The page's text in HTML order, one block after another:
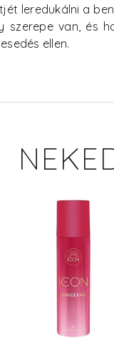
leredukálni a
szerepe van, és
ellen.